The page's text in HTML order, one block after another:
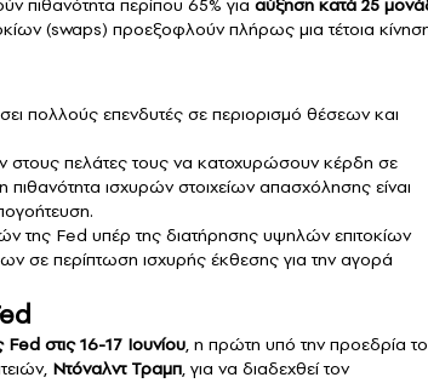
πιθανότητα περίπου 65% για αύξηση κατά 25
(swaps) προεξοφλούν πλήρως μια τέτοια
πολλούς επενδυτές σε περιορισμό θέσεων και
στους πελάτες τους να κατοχυρώσουν κέρδη σε
ισχυρών στοιχείων απασχόλησης είναι
της Fed υπέρ της διατήρησης υψηλών επιτοκίων
σε περίπτωση ισχυρής έκθεσης για την αγορά
στις 16-17 Ιουνίου, η πρώτη υπό την προεδρία
Ντόναλντ Τραμπ, για να διαδεχθεί τον